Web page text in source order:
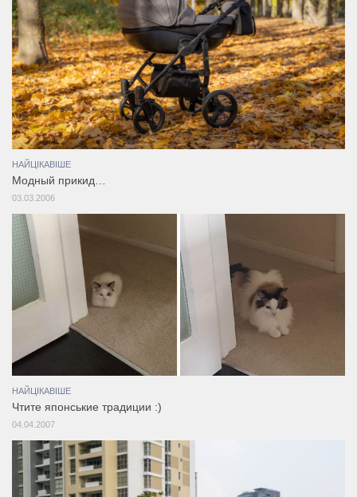
НАЙЦІКАВІШЕ
Модный прикид…
03.03.2006
НАЙЦІКАВІШЕ
Чтите японськие традиции :)
04.04.2007